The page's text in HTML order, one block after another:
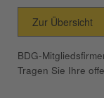
Zur Übersicht
BDG-
Tragen Sie Ihre